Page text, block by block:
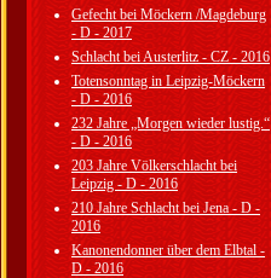
Gefecht bei Möckern /Magdeburg
- D - 2017
Schlacht bei Austerlitz - CZ - 2016
Totensonntag in Leipzig-Möckern
- D - 2016
232 Jahre „Morgen wieder lustig.“
- D - 2016
203 Jahre Völkerschlacht bei
Leipzig - D - 2016
210 Jahre Schlacht bei Jena - D -
2016
Kanonendonner über dem Elbtal -
D - 2016